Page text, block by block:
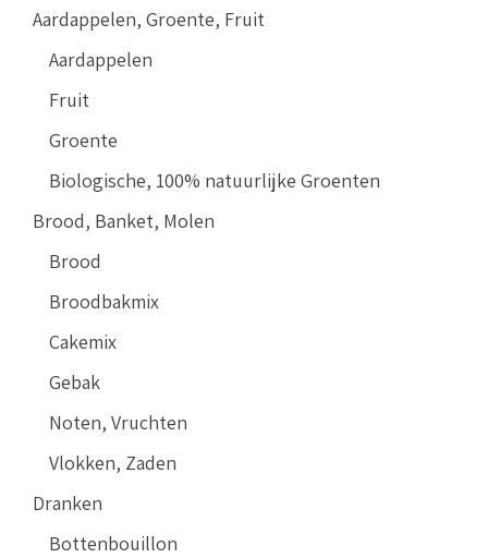
Aardappelen, Groente, Fruit
Aardappelen
Fruit
Groente
Biologische, 100% natuurlijke Groenten
Brood, Banket, Molen
Brood
Broodbakmix
Cakemix
Gebak
Noten, Vruchten
Vlokken, Zaden
Dranken
Bottenbouillon